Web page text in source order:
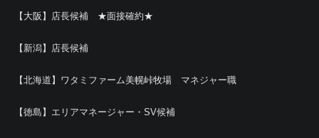
【大阪】店長候補 ★面接確約★
【新潟】店長候補
【北海道】ワタミファーム美幌峠牧場 マネジャー職
【徳島】エリアマネージャー・SV候補